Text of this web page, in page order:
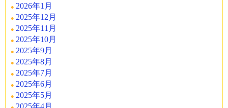
2026年1月
2025年12月
2025年11月
2025年10月
2025年9月
2025年8月
2025年7月
2025年6月
2025年5月